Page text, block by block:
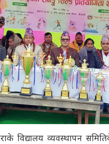
विद्यालय व्यवस्थापन